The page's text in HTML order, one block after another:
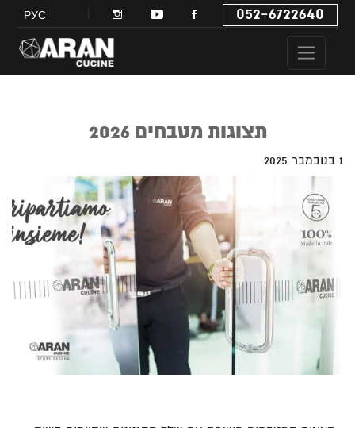
РУС 052-6722640
תצוגות מטבחים 2026
1 בנובמבר 2025